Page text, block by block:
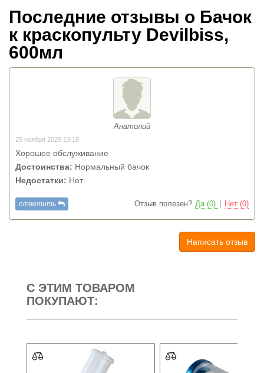
Последние отзывы о Бачок
к краскопульту Devilbiss,
600мл
Анатолий
25 ноября 2025 13:18
Хорошее обслуживание
Достоинства: Нормальный бачок
Недостатки: Нет
Отзыв полезен? Да (0) Нет (0)
ответить
Написать отзыв
С ЭТИМ ТОВАРОМ
ПОКУПАЮТ: